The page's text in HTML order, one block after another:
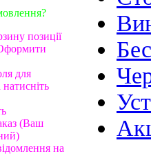
позиції
для
(Ваш
на